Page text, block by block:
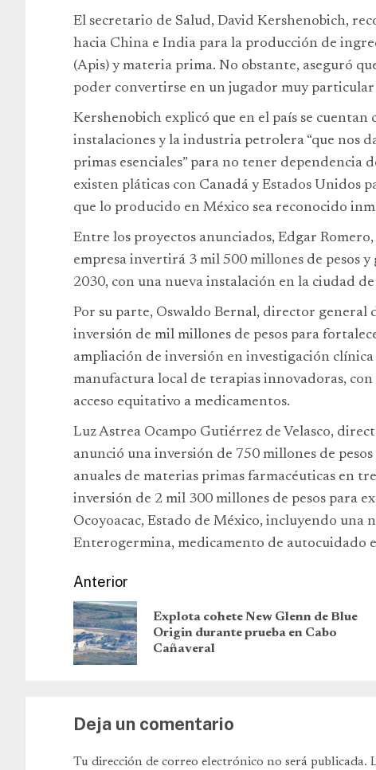
El secretario de Salud, David Kershenobich,
hacia China e India para la producción de
(Apis) y materia prima. No obstante, aseguró
poder convertirse en un jugador muy particular
Kershenobich explicó que en el país se
instalaciones y la industria petrolera “que nos
primas esenciales” para no tener dependencia
existen pláticas con Canadá y Estados Unidos
que lo producido en México sea reconocido
Entre los proyectos anunciados, Edgar
empresa invertirá 3 mil 500 millones de pesos
2030, con una nueva instalación en la ciudad
Por su parte, Oswaldo Bernal, director general
inversión de mil millones de pesos para
ampliación de inversión en investigación
manufactura local de terapias innovadoras,
acceso equitativo a medicamentos.
Luz Astrea Ocampo Gutiérrez de Velasco,
anunció una inversión de 750 millones de
anuales de materias primas farmacéuticas en
inversión de 2 mil 300 millones de pesos para
Ocoyoacac, Estado de México, incluyendo una
Enterogermina, medicamento de autocuidado
Anterior
Explota cohete New Glenn de Blue
Origin durante prueba en Cabo
Cañaveral
Deja un comentario
Tu dirección de correo electrónico no será publicada.